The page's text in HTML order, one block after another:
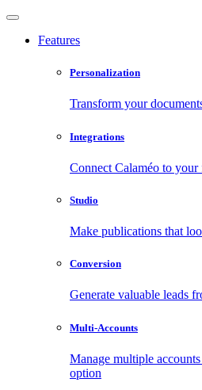
Features
Personalization
Transform your
Integrations
Connect Calaméo to
Studio
Make publications that
Conversion
Generate valuable leads
Multi-Accounts
Manage multiple
option